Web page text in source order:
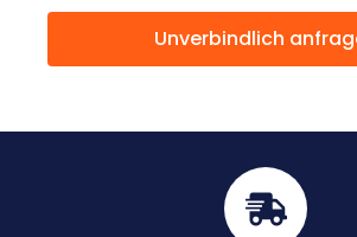
Unverbindlich